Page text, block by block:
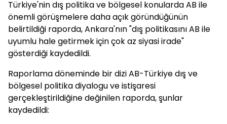
Türkiye'nin dış politika ve bölgesel konularda AB ile
önemli görüşmelere daha açık göründüğünün
belirtildiği raporda, Ankara'nın "dış politikasını AB ile
uyumlu hale getirmek için çok az siyasi irade"
gösterdiği kaydedildi.
Raporlama döneminde bir dizi AB-Türkiye dış ve
bölgesel politika diyalogu ve istişaresi
gerçekleştirildiğine değinilen raporda, şunlar
kaydedildi: